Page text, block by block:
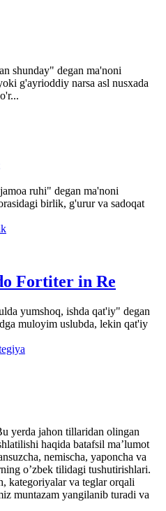
shunday" degan ma'noni
g'ayrioddiy narsa asl nusxada
ruhi" degan ma'noni
birlik, g'urur va sadoqat
Fortiter in Re
yumshoq, ishda qat'iy" degan
muloyim uslubda, lekin qat'iy
yerda jahon tillaridan olingan
haqida batafsil maʼlumot
nemischa, yaponcha va
oʼzbek tilidagi tushutirishlari.
kategoriyalar va teglar orqali
muntazam yangilanib turadi va